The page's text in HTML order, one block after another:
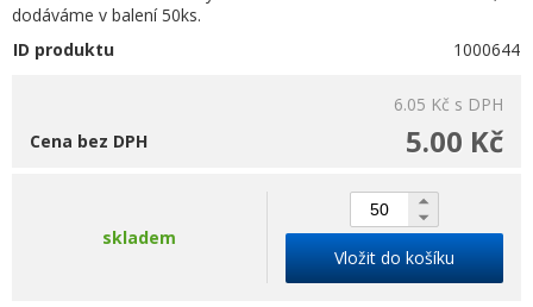
dodáváme v balení 50ks.
ID produktu
1000644
6.05 Kč s DPH
5.00 Kč
Cena bez DPH
skladem
Vložit do košíku